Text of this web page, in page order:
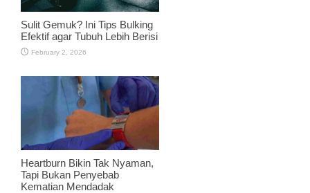
Sulit Gemuk? Ini Tips Bulking
Efektif agar Tubuh Lebih Berisi
February 2, 2026
Heartburn Bikin Tak Nyaman,
Tapi Bukan Penyebab
Kematian Mendadak